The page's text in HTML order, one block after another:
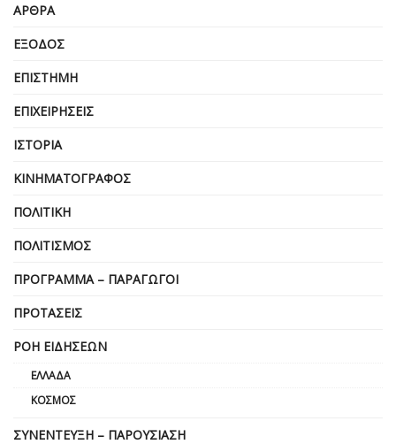
ΆΡΘΡΑ
ΈΞΟΔΟΣ
ΕΠΙΣΤΉΜΗ
ΕΠΙΧΕΙΡΗΣΕΙΣ
ΙΣΤΟΡΊΑ
ΚΙΝΗΜΑΤΟΓΡΆΦΟΣ
ΠΟΛΙΤΙΚΉ
ΠΟΛΙΤΙΣΜΌΣ
ΠΡΌΓΡΑΜΜΑ – ΠΑΡΑΓΩΓΟΊ
ΠΡΟΤΆΣΕΙΣ
ΡΟΉ ΕΙΔΉΣΕΩΝ
ΕΛΛΆΔΑ
ΚΌΣΜΟΣ
ΣΥΝΈΝΤΕΥΞΗ – ΠΑΡΟΥΣΊΑΣΗ